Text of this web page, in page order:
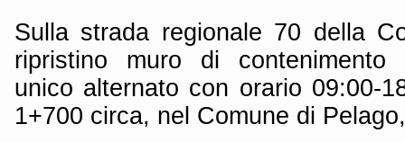
Sulla strada regionale 70 della
ripristino muro di contenimento
unico alternato con orario 09:00-
1+700 circa, nel Comune di